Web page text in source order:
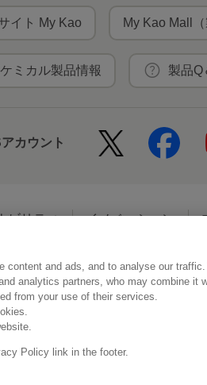
イト My Kao My Kao Mall（
ミカル製品情報 製品Q
カウント
ビリティ イノベーション
クセシビリティ 個人情報保護方針
content and ads, and to analyse our
analytics partners, who may combine it
from your use of their services.
Policy link in the footer.